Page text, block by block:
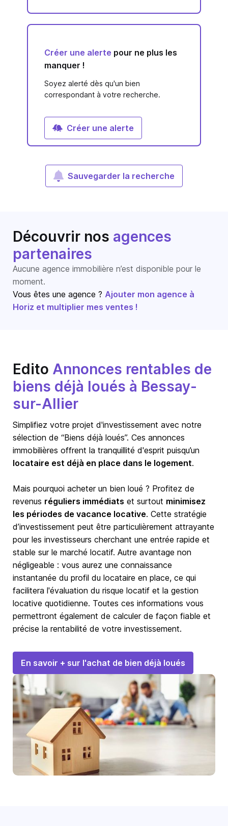
Créer une alerte pour ne plus les
manquer !
Soyez alerté dès qu'un bien
correspondant à votre recherche.
Créer une alerte
Sauvegarder la recherche
Découvrir nos agences
partenaires
Aucune agence immobilière n’est disponible pour le
moment.
Vous êtes une agence ? Ajouter mon agence à
Horiz et multiplier mes ventes !
Edito Annonces rentables de
biens déjà loués à Bessay-
sur-Allier
Simplifiez votre projet d'investissement avec notre
sélection de “Biens déjà loués”. Ces annonces
immobilières offrent la tranquillité d'esprit puisqu’un
locataire est déjà en place dans le logement.
Mais pourquoi acheter un bien loué ? Profitez de
revenus réguliers immédiats et surtout minimisez
les périodes de vacance locative. Cette stratégie
d’investissement peut être particulièrement attrayante
pour les investisseurs cherchant une entrée rapide et
stable sur le marché locatif. Autre avantage non
négligeable : vous aurez une connaissance
instantanée du profil du locataire en place, ce qui
facilitera l'évaluation du risque locatif et la gestion
locative quotidienne. Toutes ces informations vous
permettront également de calculer de façon fiable et
précise la rentabilité de votre investissement.
En savoir + sur l'achat de bien déjà loués